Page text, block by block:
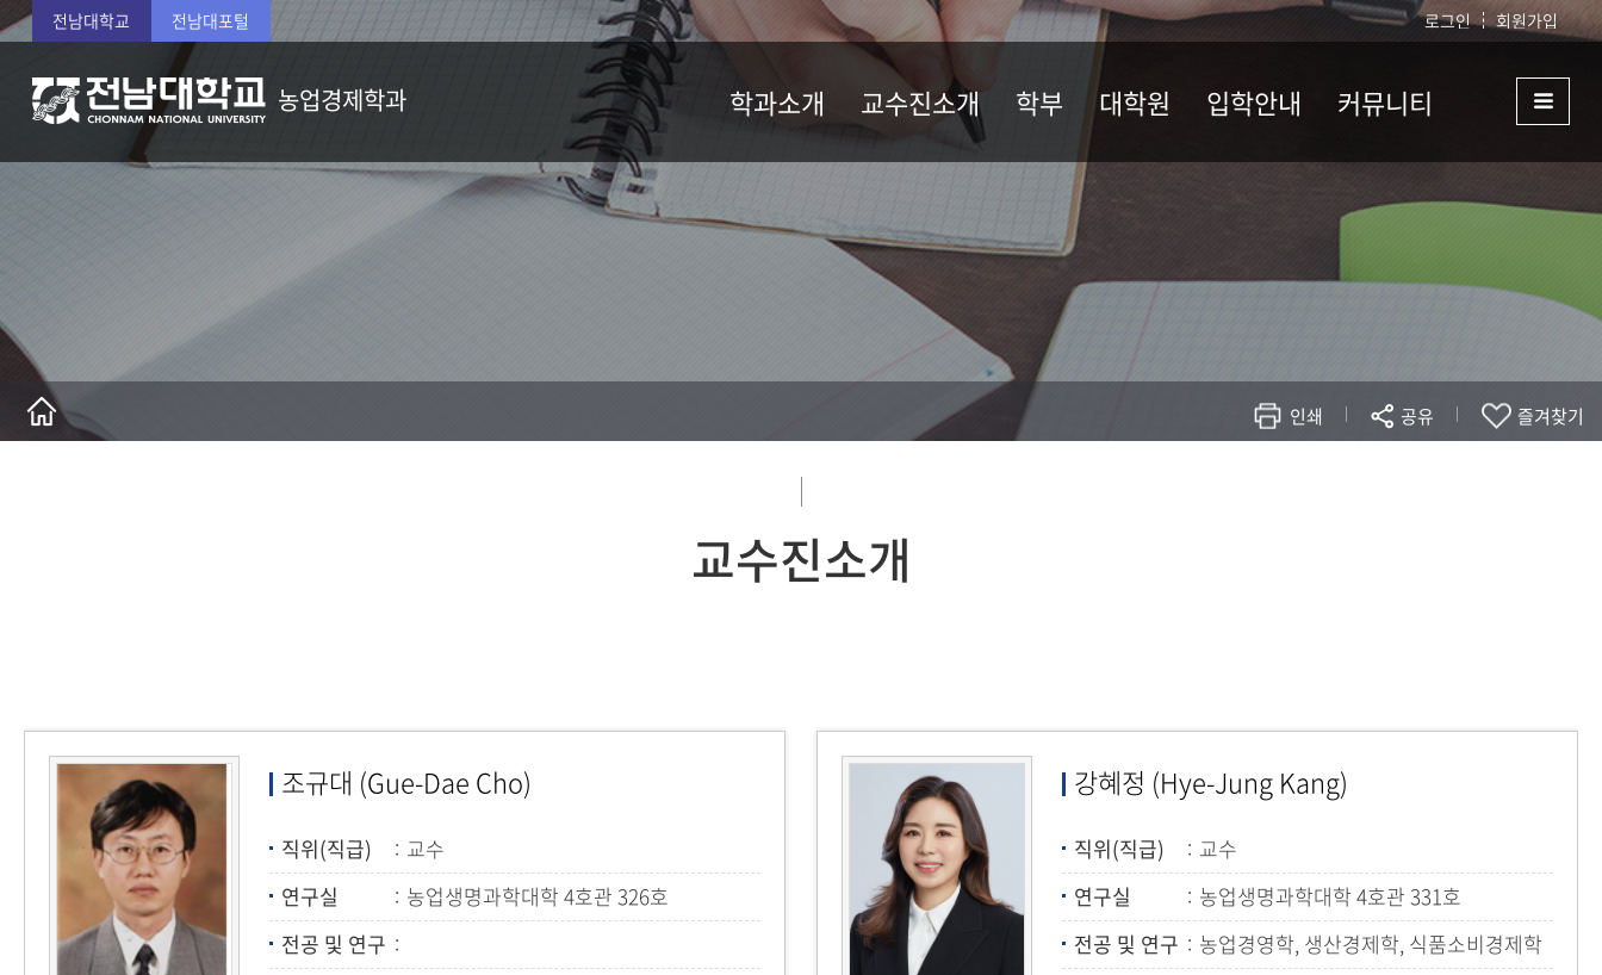
전남대학교 전남대포털 로그인 회원가입
농업경제학과 학과소개
교육목표
교수진소개 학부
공지사항
교과과정
학부-졸업기준
장학제도
학부서식
대학원
공지사항
대학원서식
대학원 학과 내규
입학안내
입학안내
커뮤니티
공지사항(학과)
취업게시판
인쇄 공유 즐겨찾기
교수진소개
조규대 (Gue-Dae Cho)
직위(직급)
교수
연구실
농업생명과학대학 4호관 326호
전공 및 연구
강혜정 (Hye-Jung Kang)
직위(직급)
교수
연구실
농업생명과학대학 4호관 331호
전공 및 연구
농업경영학, 생산경제학, 식품소비경제학